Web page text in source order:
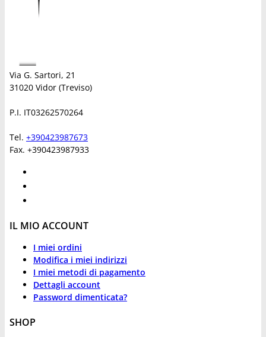
Via G. Sartori, 21
31020 Vidor (Treviso)
P.I. IT03262570264
Tel. +390423987673
Fax. +390423987933
IL MIO ACCOUNT
I miei ordini
Modifica i miei indirizzi
I miei metodi di pagamento
Dettagli account
Password dimenticata?
SHOP